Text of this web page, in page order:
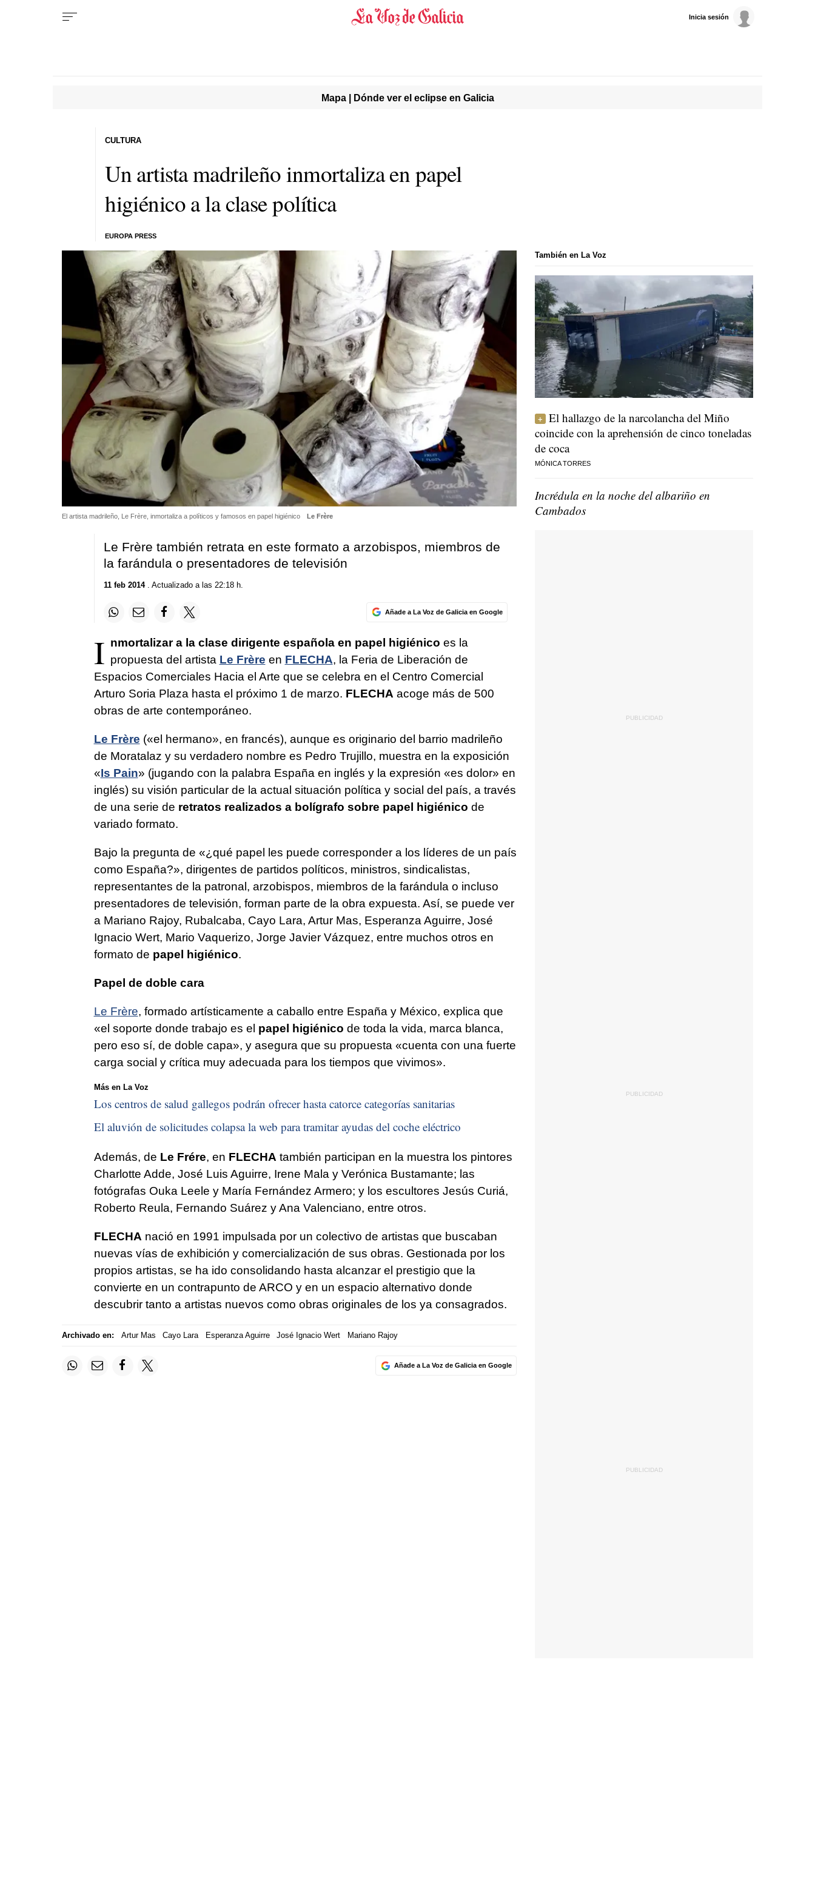
Inicia sesión
Mapa | Dónde ver el eclipse en Galicia
Un artista madrileño inmortaliza en papel
higiénico a la clase política
EUROPA PRESS
CULTURA
El artista madrileño, Le Frère, inmortaliza a políticos y famosos en papel higiénico Le Frère
Le Frère también retrata en este formato a arzobispos, miembros de
la farándula o presentadores de televisión
11 feb 2014. Actualizado a las 22:18 h.
Añade a La Voz de Galicia en Google
I nmortalizar a la clase dirigente española en papel higiénico es la
propuesta del artista Le Frère en FLECHA, la Feria de Liberación de
Espacios Comerciales Hacia el Arte que se celebra en el Centro Comercial
Arturo Soria Plaza hasta el próximo 1 de marzo. FLECHA acoge más de 500
obras de arte contemporáneo.
Le Frère («el hermano», en francés), aunque es originario del barrio madrileño
de Moratalaz y su verdadero nombre es Pedro Trujillo, muestra en la exposición
«Is Pain» (jugando con la palabra España en inglés y la expresión «es dolor» en
inglés) su visión particular de la actual situación política y social del país, a través
de una serie de retratos realizados a bolígrafo sobre papel higiénico de
variado formato.
Bajo la pregunta de «¿qué papel les puede corresponder a los líderes de un país
como España?», dirigentes de partidos políticos, ministros, sindicalistas,
representantes de la patronal, arzobispos, miembros de la farándula o incluso
presentadores de televisión, forman parte de la obra expuesta. Así, se puede ver
a Mariano Rajoy, Rubalcaba, Cayo Lara, Artur Mas, Esperanza Aguirre, José
Ignacio Wert, Mario Vaquerizo, Jorge Javier Vázquez, entre muchos otros en
formato de papel higiénico.
Papel de doble cara
Le Frère, formado artísticamente a caballo entre España y México, explica que
«el soporte donde trabajo es el papel higiénico de toda la vida, marca blanca,
pero eso sí, de doble capa», y asegura que su propuesta «cuenta con una fuerte
carga social y crítica muy adecuada para los tiempos que vivimos».
Más en La Voz
Los centros de salud gallegos podrán ofrecer hasta catorce categorías sanitarias
El aluvión de solicitudes colapsa la web para tramitar ayudas del coche eléctrico
Además, de Le Frére, en FLECHA también participan en la muestra los pintores
Charlotte Adde, José Luis Aguirre, Irene Mala y Verónica Bustamante; las
fotógrafas Ouka Leele y María Fernández Armero; y los escultores Jesús Curiá,
Roberto Reula, Fernando Suárez y Ana Valenciano, entre otros.
FLECHA nació en 1991 impulsada por un colectivo de artistas que buscaban
nuevas vías de exhibición y comercialización de sus obras. Gestionada por los
propios artistas, se ha ido consolidando hasta alcanzar el prestigio que la
convierte en un contrapunto de ARCO y en un espacio alternativo donde
descubrir tanto a artistas nuevos como obras originales de los ya consagrados.
Archivado en: Artur Mas Cayo Lara Esperanza Aguirre José Ignacio Wert Mariano Rajoy
Añade a La Voz de Galicia en Google
También en La Voz
El hallazgo de la narcolancha del Miño
coincide con la aprehensión de cinco toneladas
de coca
MÓNICA TORRES
Incrédula en la noche del albariño en
Cambados